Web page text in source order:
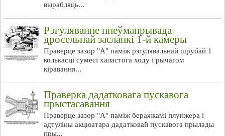
вырабляць...
Рэгуляванне пнеўмапрывада
дросельнай засланкі 1-й камеры
Праверце зазор "А" паміж рэгулявальнай шрубай 1
колькасці сумесі халастога ходу і рычагом
кіравання...
Праверка дадатковага пускавога
прыстасавання
Праверце зазор "А" паміж беражкамі плунжера і
адтуліны акцюатара дадатковай пускавога прылады
пры...